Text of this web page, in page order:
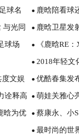
球名 ● 鹿晗陪看球
手段”
与光同 ● 鹿晗卫星发
现
球场 ● 《鹿晗RE
东火爆预售
● 2018年轻文
再升级
度文娱 ● 优酷春集发
追逐英雄梦
诠释高 ● 萌娃关雅心
舞台秀
晗为优 ● 蔡康永、小
优酷上影节发
● 最时尚的世